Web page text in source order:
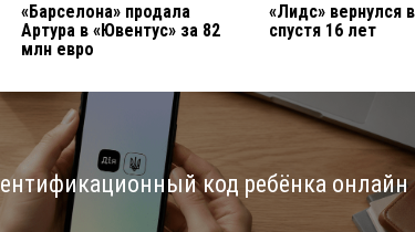
«Барселона» продала
Артура в «Ювентус» за 82
млн евро
«Лидс» вернулся
спустя 16 лет
код ребёнка онлайн